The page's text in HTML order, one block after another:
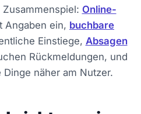
Online-
Angaben ein, buchbare
Einstiege, Absagen
Rückmeldungen, und
Dinge näher am Nutzer.